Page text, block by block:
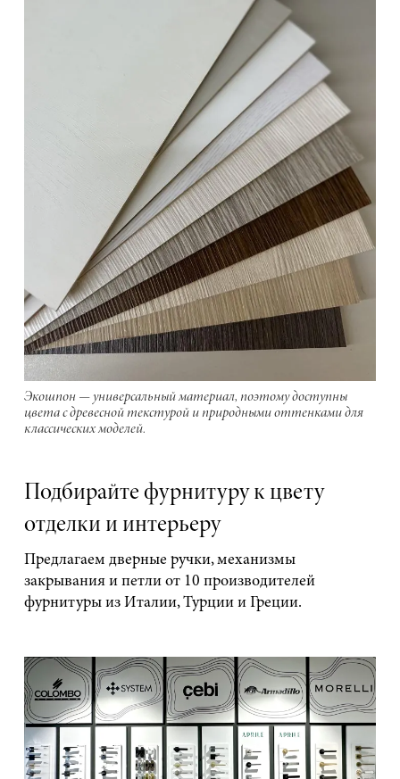
Экошпон — универсальный материал, поэтому доступны
цвета с древесной текстурой и природными оттенками для
классических моделей.
Подбирайте фурнитуру к цвету
отделки и интерьеру
Предлагаем дверные ручки, механизмы
закрывания и петли от 10 производителей
фурнитуры из Италии, Турции и Греции.